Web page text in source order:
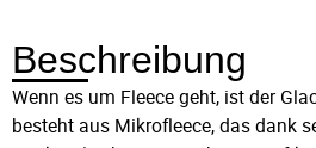
Beschreibung
Wenn es um Fleece geht, ist der
besteht aus Mikrofleece, das dank